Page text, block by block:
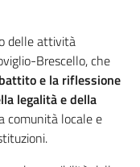
delle attività
Brescello, che
e la riflessione
legalità e della
comunità locale e